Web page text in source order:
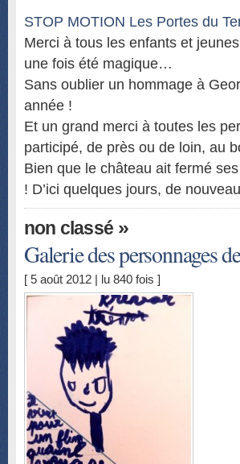
STOP MOTION Les Portes du
Merci à tous les enfants et
une fois été magique…
Sans oublier un hommage à
année !
Et un grand merci à toutes les
participé, de près ou de loin, au
Bien que le château ait fermé
! D’ici quelques jours, de
non classé »
Galerie des personnages
[ 5 août 2012 | lu 840 fois ]